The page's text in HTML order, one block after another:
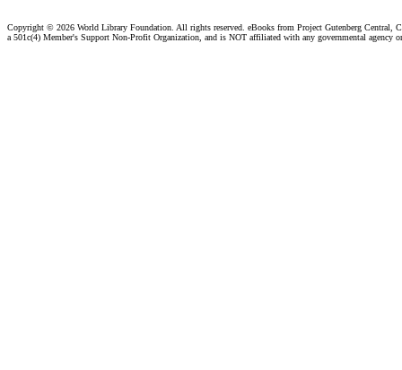
Copyright © 2026 World Library Foundation. All rights reserved. eBooks from Project Gutenberg Central,
a 501c(4) Member's Support Non-Profit Organization, and is NOT affiliated with any governmental agency